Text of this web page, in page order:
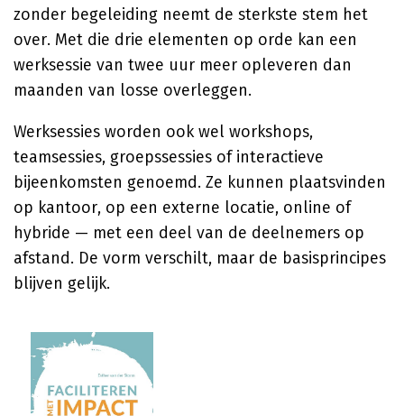
zonder begeleiding neemt de sterkste stem het
over. Met die drie elementen op orde kan een
werksessie van twee uur meer opleveren dan
maanden van losse overleggen.
Werksessies worden ook wel workshops,
teamsessies, groepssessies of interactieve
bijeenkomsten genoemd. Ze kunnen plaatsvinden
op kantoor, op een externe locatie, online of
hybride — met een deel van de deelnemers op
afstand. De vorm verschilt, maar de basisprincipes
blijven gelijk.